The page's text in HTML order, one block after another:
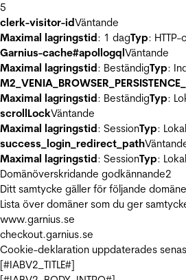
5
clerk-visitor-idVäntande
Maximal lagringstid: 1 dagTyp:
Garnius-cache#apollogqlVäntande
Maximal lagringstid: BeständigTyp:
Maximal lagringstid: BeständigTyp:
scrollLockVäntande
Maximal lagringstid: SessionTyp:
success_login_redirect_path
Maximal lagringstid: SessionTyp:
Domänöverskridande godkännande2
Ditt samtycke gäller för följande
Lista över domäner som du ger
www.garnius.se
checkout.garnius.se
Cookie-deklaration uppdaterades
[#IABV2_TITLE#]